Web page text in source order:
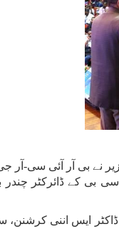
نے بی آر آئی سی-آر
بی کے ڈائرکٹر
ایس اننی کرشنن،